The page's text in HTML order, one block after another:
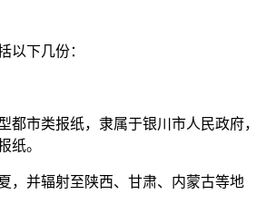
以下几份：
都市类报纸，隶属于银川市人民政府，
纸。
，并辐射至陕西、甘肃、内蒙古等地